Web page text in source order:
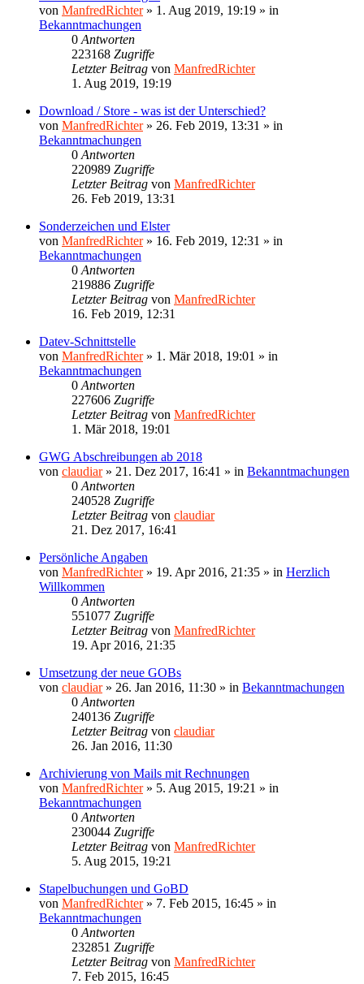
von ManfredRichter» 1. Aug 2019, 19:19 » in
Bekanntmachungen
0 Antworten
223168 Zugriffe
Letzter Beitrag von ManfredRichter
1. Aug 2019, 19:19
Download / Store - was ist der Unterschied?
von ManfredRichter» 26. Feb 2019, 13:31 » in
Bekanntmachungen
0 Antworten
220989 Zugriffe
Letzter Beitrag von ManfredRichter
26. Feb 2019, 13:31
Sonderzeichen und Elster
von ManfredRichter» 16. Feb 2019, 12:31 » in
Bekanntmachungen
0 Antworten
219886 Zugriffe
Letzter Beitrag von ManfredRichter
16. Feb 2019, 12:31
Datev-Schnittstelle
von ManfredRichter» 1. Mär 2018, 19:01 » in
Bekanntmachungen
0 Antworten
227606 Zugriffe
Letzter Beitrag von ManfredRichter
1. Mär 2018, 19:01
GWG Abschreibungen ab 2018
von claudiar» 21. Dez 2017, 16:41 » in Bekanntmachungen
0 Antworten
240528 Zugriffe
Letzter Beitrag von claudiar
21. Dez 2017, 16:41
Persönliche Angaben
von ManfredRichter» 19. Apr 2016, 21:35 » in Herzlich
Willkommen
0 Antworten
551077 Zugriffe
Letzter Beitrag von ManfredRichter
19. Apr 2016, 21:35
Umsetzung der neue GOBs
von claudiar» 26. Jan 2016, 11:30 » in Bekanntmachungen
0 Antworten
240136 Zugriffe
Letzter Beitrag von claudiar
26. Jan 2016, 11:30
Archivierung von Mails mit Rechnungen
von ManfredRichter» 5. Aug 2015, 19:21 » in
Bekanntmachungen
0 Antworten
230044 Zugriffe
Letzter Beitrag von ManfredRichter
5. Aug 2015, 19:21
Stapelbuchungen und GoBD
von ManfredRichter» 7. Feb 2015, 16:45 » in
Bekanntmachungen
0 Antworten
232851 Zugriffe
Letzter Beitrag von ManfredRichter
7. Feb 2015, 16:45